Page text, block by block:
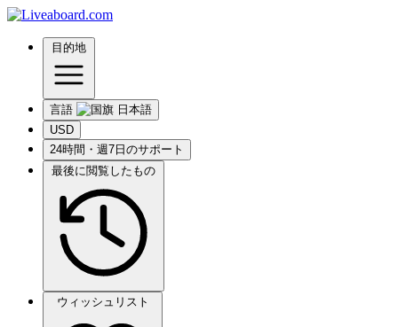
目的地
言語
USD
24時間・週7日のサポート
最後に閲覧したもの
ウィッシュリスト